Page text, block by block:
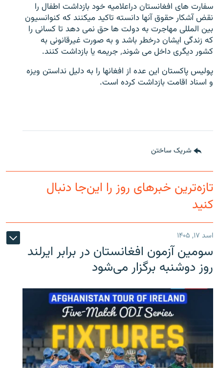
سفارت های افغانستان دراعلامیه خود بازداشت اطفال را
نقض آشکار حقوق آنها دانسته تاکید میکنند که کنوانسیون
بین المللی مهاجرت به دولت ها حق نمی دهد تا کسانی را
که زندگی ایشان درخطر باشد و به صورت غیرقانونی به
کشور دیگری داخل می شوند٬ جریمه یا بازداشت کنند.
پولیس پاکستان این عده از افغانها را به دلیل نداستن ویزه
و اسناد اقامت بازداشت کرده است.
شریک ساختن
تازه‌ترین خبرهای روز را این‌جا دنبال
کنید
اسد ۱۷, ۱۴۰۵
سومین آزمون افغانستان در برابر ایرلند
روز دوشنبه برگزار می‌شود